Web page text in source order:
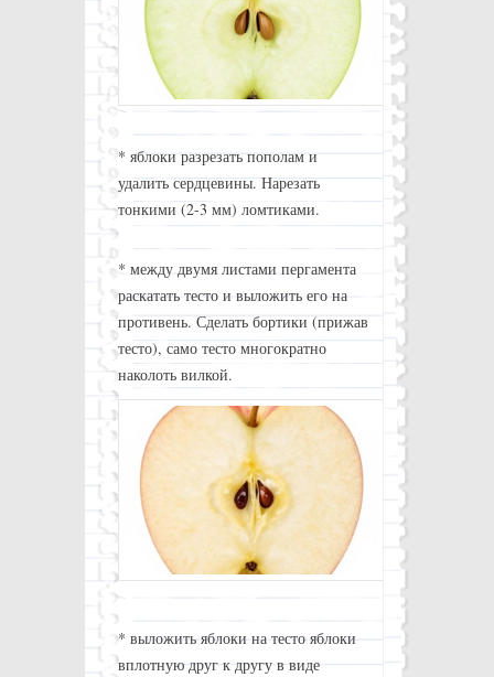
* яблоки разрезать пополам и
удалить сердцевины. Нарезать
тонкими (2-3 мм) ломтиками.
* между двумя листами пергамента
раскатать тесто и выложить его на
противень. Сделать бортики (прижав
тесто), само тесто многократно
наколоть вилкой.
* выложить яблоки на тесто яблоки
вплотную друг к другу в виде